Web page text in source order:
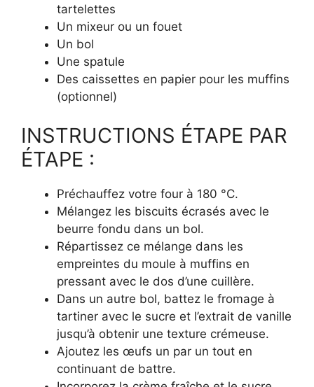
tartelettes
Un mixeur ou un fouet
Un bol
Une spatule
Des caissettes en papier pour les muffins
(optionnel)
INSTRUCTIONS ÉTAPE PAR
ÉTAPE :
Préchauffez votre four à 180 °C.
Mélangez les biscuits écrasés avec le
beurre fondu dans un bol.
Répartissez ce mélange dans les
empreintes du moule à muffins en
pressant avec le dos d’une cuillère.
Dans un autre bol, battez le fromage à
tartiner avec le sucre et l’extrait de vanille
jusqu’à obtenir une texture crémeuse.
Ajoutez les œufs un par un tout en
continuant de battre.